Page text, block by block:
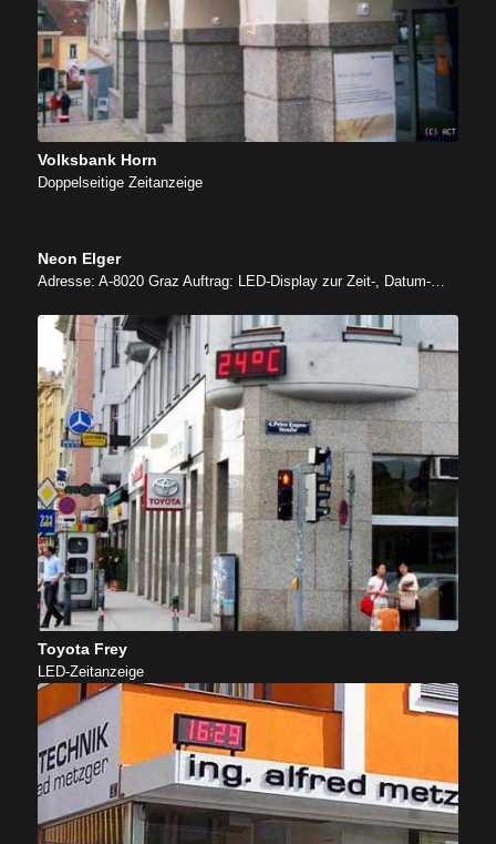
Volksbank Horn
Doppelseitige Zeitanzeige
Neon Elger
Adresse: A-8020 Graz Auftrag: LED-Display zur Zeit-, Datum-…
Toyota Frey
LED-Zeitanzeige